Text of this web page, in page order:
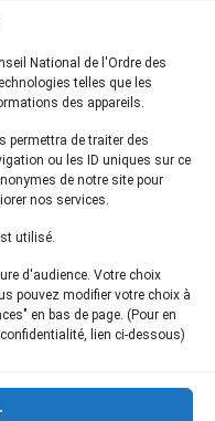
National de l'Ordre des
telles que les
des appareils.
permettra de traiter des
ou les ID uniques sur ce
de notre site pour
nos services.
utilisé.
d'audience. Votre choix
pouvez modifier votre choix à
en bas de page. (Pour en
lien ci-dessous)
80
newsletter